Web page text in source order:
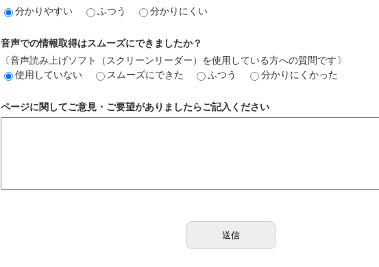
分かりやすい
ふつう 分かりにくい
音声での情報取得はスムーズにできましたか？
〔音声読み上げソフト（スクリーンリーダー）を使用している方への質問です〕
使用していない
スムーズにできた ふつう 分かりにくかった
ページに関してご意見・ご要望がありましたらご記入ください